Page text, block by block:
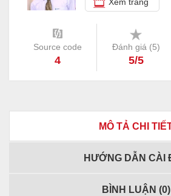
Source code
4
Đánh giá (5)
5/5
MÔ TẢ CHI
HƯỚNG DẪN CÀI
BÌNH LUẬN (0)